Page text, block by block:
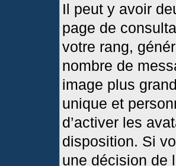
Il peut y avoir
page de
votre rang,
nombre de
image plus
unique et
d’activer les
disposition. Si
une décision de